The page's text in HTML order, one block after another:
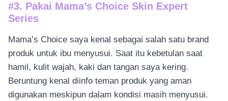
#3. Pakai Mama’s Choice Skin Expert
Series
Mama’s Choice saya kenal sebagai salah satu brand
produk untuk ibu menyusui. Saat itu kebetulan saat
hamil, kulit wajah, kaki dan tangan saya kering.
Beruntung kenal diinfo teman produk yang aman
digunakan meskipun dalam kondisi masih menyusui.